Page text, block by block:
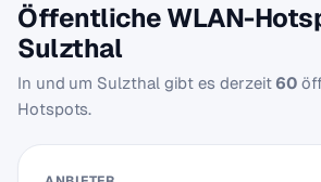
Öffentliche WLAN-
Sulzthal
In und um Sulzthal gibt es derzeit 60
Hotspots.